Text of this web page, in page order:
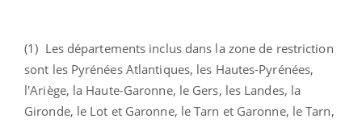
(1) Les départements inclus dans la zone de restriction
sont les Pyrénées Atlantiques, les Hautes-Pyrénées,
l'Ariège, la Haute-Garonne, le Gers, les Landes, la
Gironde, le Lot et Garonne, le Tarn et Garonne, le Tarn,